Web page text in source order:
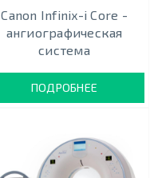
Canon Infinix-i Core -
ангиографическая
система
ПОДРОБНЕЕ